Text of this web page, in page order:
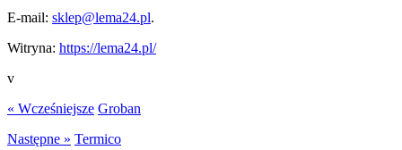
E-mail: sklep@lema24.pl.
Witryna: https://lema24.pl/
v
« Wcześniejsze Groban
Następne » Termico